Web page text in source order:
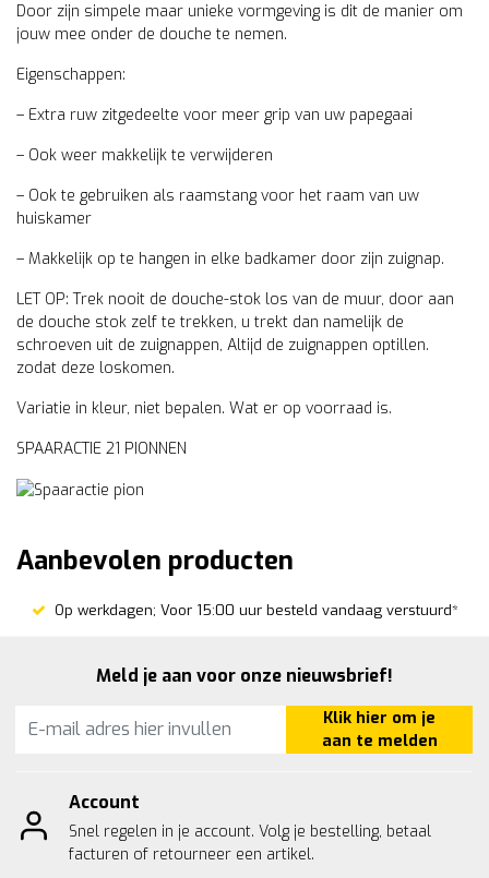
Door zijn simpele maar unieke vormgeving is dit de manier om
jouw mee onder de douche te nemen.
Eigenschappen:
– Extra ruw zitgedeelte voor meer grip van uw papegaai
– Ook weer makkelijk te verwijderen
– Ook te gebruiken als raamstang voor het raam van uw
huiskamer
– Makkelijk op te hangen in elke badkamer door zijn zuignap.
LET OP: Trek nooit de douche-stok los van de muur, door aan
de douche stok zelf te trekken, u trekt dan namelijk de
schroeven uit de zuignappen, Altijd de zuignappen optillen.
zodat deze loskomen.
Variatie in kleur, niet bepalen. Wat er op voorraad is.
SPAARACTIE 21 PIONNEN
Aanbevolen producten
Op werkdagen; Voor 15:00 uur besteld vandaag verstuurd*
Meld je aan voor onze nieuwsbrief!
Klik hier om je
aan te melden
Account
Snel regelen in je account. Volg je bestelling, betaal
facturen of retourneer een artikel.